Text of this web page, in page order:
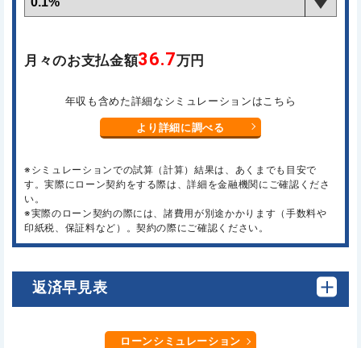
月々のお支払金額36.7万円
年収も含めた詳細なシミュレーションはこちら
より詳細に調べる
※シミュレーションでの試算（計算）結果は、あくまでも目安で
す。実際にローン契約をする際は、詳細を金融機関にご確認くださ
い。
※実際のローン契約の際には、諸費用が別途かかります（手数料や
印紙税、保証料など）。契約の際にご確認ください。
返済早見表
ローンシミュレーション